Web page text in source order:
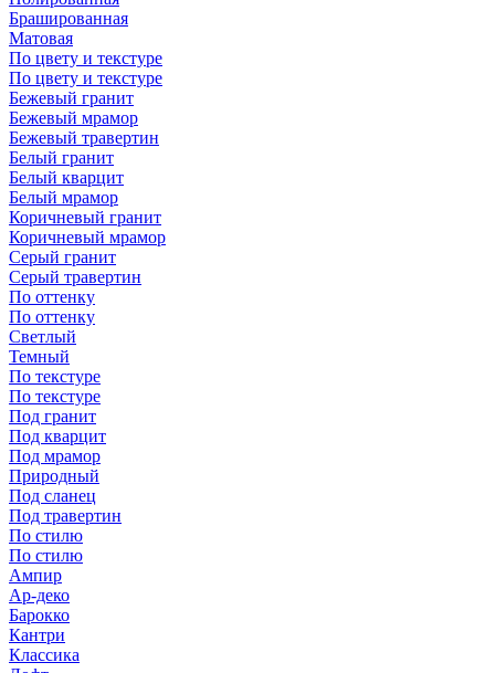
Брашированная
Матовая
По цвету и текстуре
По цвету и текстуре
Бежевый гранит
Бежевый мрамор
Бежевый травертин
Белый гранит
Белый кварцит
Белый мрамор
Коричневый гранит
Коричневый мрамор
Серый гранит
Серый травертин
По оттенку
По оттенку
Светлый
Темный
По текстуре
По текстуре
Под гранит
Под кварцит
Под мрамор
Природный
Под сланец
Под травертин
По стилю
По стилю
Ампир
Ар-деко
Барокко
Кантри
Классика